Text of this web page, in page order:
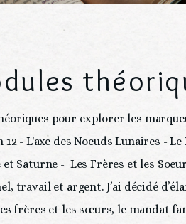
pour explorer les
12 - L'axe des Noeuds Lunaires -
et Saturne -  Les Frères et les
travail et argent. J’ai décidé
frères et les sœurs, le mandat